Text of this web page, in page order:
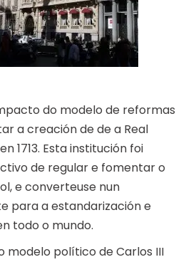
do modelo de reformas
a creación de de a Real
1713. Esta institución foi
de regular e fomentar o
e converteuse nun
para a estandarización e
todo o mundo.
modelo político de Carlos III